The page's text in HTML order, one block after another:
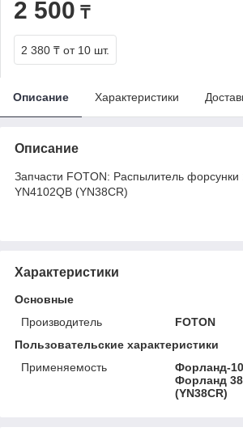
2 500 ₸
2 380 ₸ от 10 шт.
Описание Характеристики
Описание
Запчасти FOTON: Распылитель форсунки
YN4102QB (YN38CR)
Характеристики
Основные
Производитель
FOTON
Пользовательские характеристики
Применяемость
Форланд-
Форланд
(YN38CR)